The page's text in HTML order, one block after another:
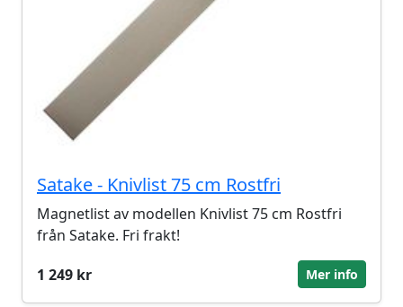
Satake - Knivlist 75 cm Rostfri
Magnetlist av modellen Knivlist 75 cm Rostfri
från Satake. Fri frakt!
1 249 kr
Mer info